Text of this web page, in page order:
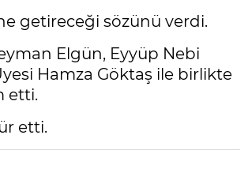
getireceği sözünü verdi.
Elgün, Eyyüp Nebi
Hamza Göktaş ile birlikte
etti.
etti.